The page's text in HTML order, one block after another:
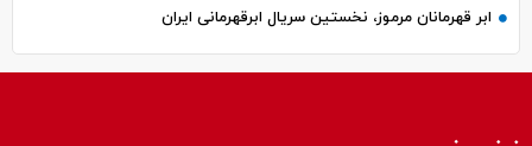
ابر قهرمانان مرموز، نخستین سریال ابرقهرمانی ایران